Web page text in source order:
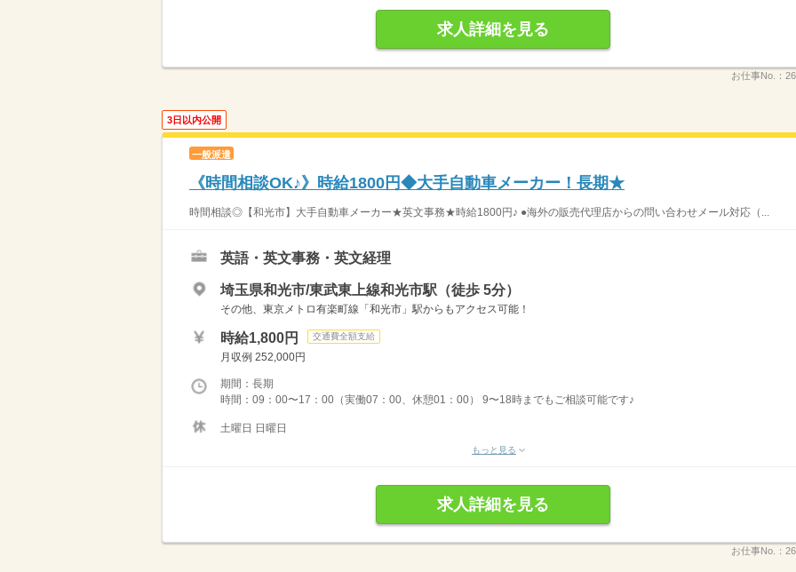
求人詳細を見る
お仕事No.：
3日以内公開
一般派遣
《時間相談OK♪》時給1800円◆大手自動車メーカー！長期★
時間相談◎【和光市】大手自動車メーカー★英文事務★時給1800円♪ ●海外の販売代理店からの問い合わせメール対応（...
英語・英文事務・英文経理
埼玉県和光市/東武東上線和光市駅（徒歩 5分）
その他、東京メトロ有楽町線「和光市」駅からもアクセス可能！
時給1,800円 交通費全額支給
月収例 252,000円
期間：長期
時間：09：00〜17：00（実働07：00、休憩01：00） 9〜18時までもご相談可能です♪
土曜日 日曜日
もっと見る
求人詳細を見る
お仕事No.：